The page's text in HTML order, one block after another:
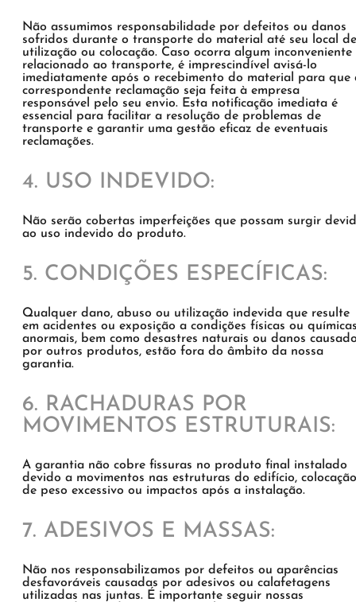
Não assumimos responsabilidade por defeitos ou danos
sofridos durante o transporte do material até seu local de
utilização ou colocação. Caso ocorra algum inconveniente
relacionado ao transporte, é imprescindível avisá-lo
imediatamente após o recebimento do material para que
correspondente reclamação seja feita à empresa
responsável pelo seu envio. Esta notificação imediata é
essencial para facilitar a resolução de problemas de
transporte e garantir uma gestão eficaz de eventuais
reclamações.
4. USO INDEVIDO:
Não serão cobertas imperfeições que possam surgir
ao uso indevido do produto.
5. CONDIÇÕES ESPECÍFICAS:
Qualquer dano, abuso ou utilização indevida que resulte
em acidentes ou exposição a condições físicas ou
anormais, bem como desastres naturais ou danos
​​por outros produtos, estão fora do âmbito da nossa
garantia.
6. RACHADURAS POR
MOVIMENTOS ESTRUTURAIS:
A garantia não cobre fissuras no produto final instalado
devido a movimentos nas estruturas do edifício, colocação
de peso excessivo ou impactos após a instalação.
7. ADESIVOS E MASSAS:
Não nos responsabilizamos por defeitos ou aparências
desfavoráveis ​​causadas por adesivos ou calafetagens
utilizadas nas juntas. É importante seguir nossas